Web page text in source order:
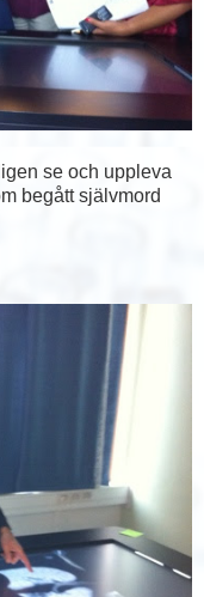
se och uppleva
begått självmord